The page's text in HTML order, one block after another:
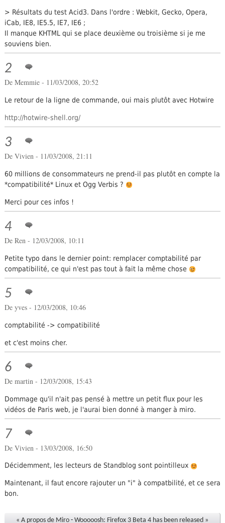
> Résultats du test Acid3. Dans l'ordre : Webkit, Gecko, Opera,
iCab, IE8, IE5.5, IE7, IE6 ;
Il manque KHTML qui se place deuxième ou troisième si je me
souviens bien.
2
De Memmie- 11/03/2008, 20:52
Le retour de la ligne de commande, oui mais plutôt avec Hotwire
http://hotwire-shell.org/
3
De Vivien - 11/03/2008, 21:11
60 millions de consommateurs ne prend-il pas plutôt en compte la
*compatibilité* Linux et Ogg Verbis ?
Merci pour ces infos !
4
De Ren - 12/03/2008, 10:11
Petite typo dans le dernier point: remplacer comptabilité par
compatibilité, ce qui n'est pas tout à fait la même chose
5
De yves - 12/03/2008, 10:46
comptabilité -> compatibilité
et c'est moins cher.
6
De martin - 12/03/2008, 15:43
Dommage qu'il n'ait pas pensé à mettre un petit flux pour les
vidéos de Paris web, je l'aurai bien donné à manger à miro.
7
De Vivien - 13/03/2008, 16:50
Décidemment, les lecteurs de Standblog sont pointilleux
Maintenant, il faut encore rajouter un "i" à compatbilité, et ce sera
bon.
« A propos de Miro - Wooooosh: Firefox 3 Beta 4 has been released »